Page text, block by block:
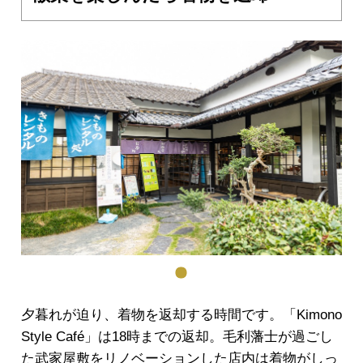
夕暮れが迫り、着物を返却する時間です。「Kimono
Style Café」は18時までの返却。毛利藩士が過ごし
た武家屋敷をリノベーションした店内は着物がしっ